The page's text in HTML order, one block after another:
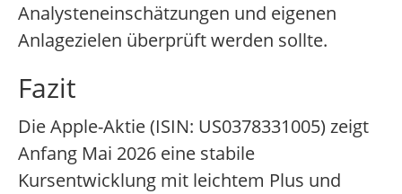
Analysteneinschätzungen und eigenen
Anlagezielen überprüft werden sollte.
Fazit
Die Apple-Aktie (ISIN: US0378331005) zeigt
Anfang Mai 2026 eine stabile
Kursentwicklung mit leichtem Plus und